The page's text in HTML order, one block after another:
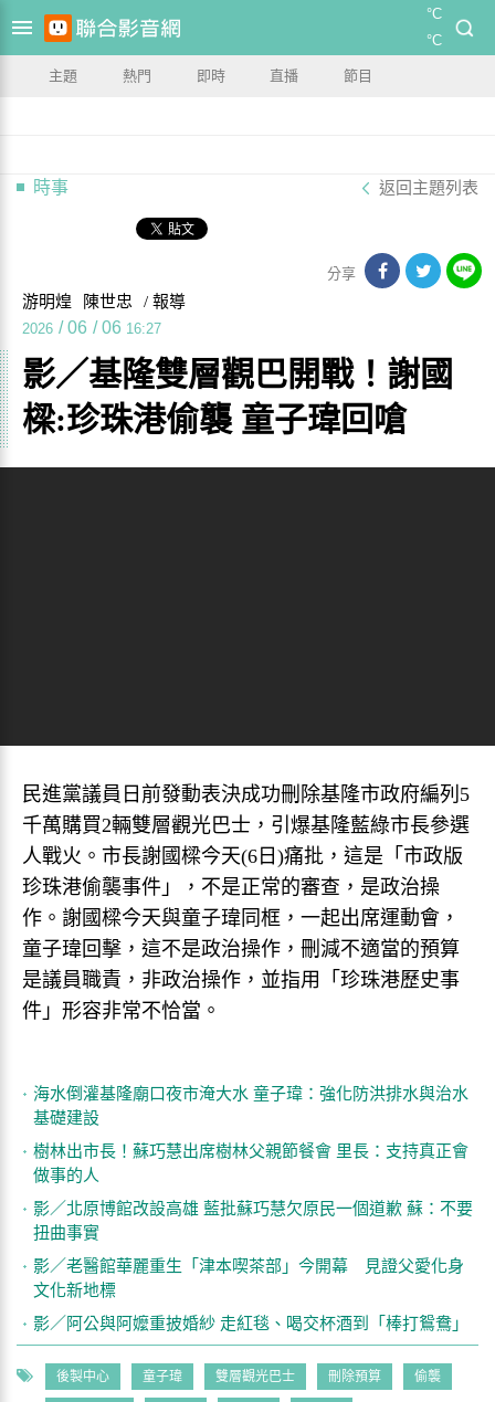
°C
°C
主題 熱門 即時 直播 節目
時事 返回主題列表
分享
游明煌 陳世忠 / 報導
2026 / 06 / 06 16:27
影／基隆雙層觀巴開戰！謝國
樑:珍珠港偷襲 童子瑋回嗆
民進黨議員日前發動表決成功刪除基隆市政府編列5
千萬購買2輛雙層觀光巴士，引爆基隆藍綠市長參選
人戰火。市長謝國樑今天(6日)痛批，這是「市政版
珍珠港偷襲事件」，不是正常的審查，是政治操
作。謝國樑今天與童子瑋同框，一起出席運動會，
童子瑋回擊，這不是政治操作，刪減不適當的預算
是議員職責，非政治操作，並指用「珍珠港歷史事
件」形容非常不恰當。
海水倒灌基隆廟口夜市淹大水 童子瑋：強化防洪排水與治水
基礎建設
樹林出市長！蘇巧慧出席樹林父親節餐會 里長：支持真正會
做事的人
影／北原博館改設高雄 藍批蘇巧慧欠原民一個道歉 蘇：不要
扭曲事實
影／老醫館華麗重生「津本喫茶部」今開幕 見證父愛化身
文化新地標
影／阿公與阿嬤重披婚紗 走紅毯、喝交杯酒到「棒打鴛鴦」
後製中心 童子瑋 雙層觀光巴士 刪除預算 偷襲